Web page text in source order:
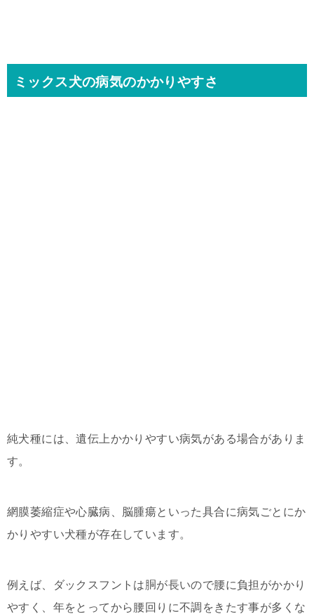
ミックス犬の病気のかかりやすさ
純犬種には、遺伝上かかりやすい病気がある場合がありま
す。
網膜萎縮症や心臓病、脳腫瘍といった具合に病気ごとにか
かりやすい犬種が存在しています。
例えば、ダックスフントは胴が長いので腰に負担がかかり
やすく、年をとってから腰回りに不調をきたす事が多くな